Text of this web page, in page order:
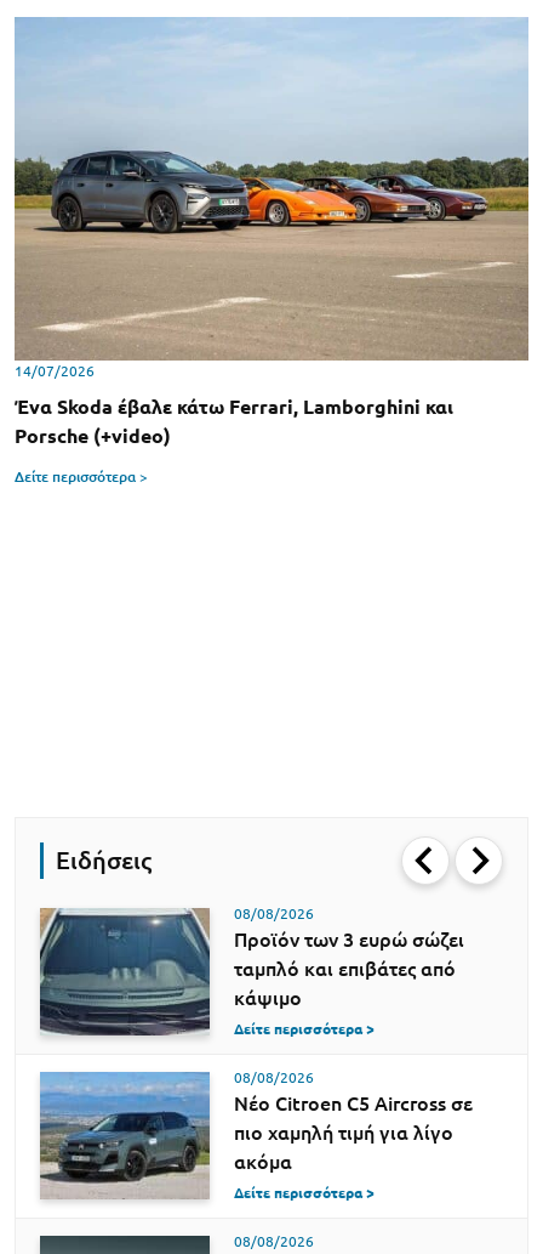
14/07/2026
Ένα Skoda έβαλε κάτω Ferrari, Lamborghini και
Porsche (+video)
Δείτε περισσότερα >
Ειδήσεις
08/08/2026
Προϊόν των 3 ευρώ σώζει
ταμπλό και επιβάτες από
κάψιμο
Δείτε περισσότερα >
08/08/2026
Νέο Citroen C5 Aircross σε
πιο χαμηλή τιμή για λίγο
ακόμα
Δείτε περισσότερα >
08/08/2026